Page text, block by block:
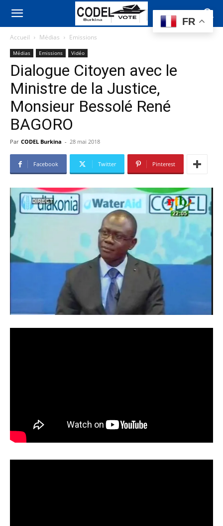
Accueil Médias Emissions
Médias Emissions Vidéo
Dialogue Citoyen avec le
Ministre de la Justice,
Monsieur Bessolé René
BAGORO
Par CODEL Burkina - 28 mai 2018
Facebook Twitter Pinterest
FR